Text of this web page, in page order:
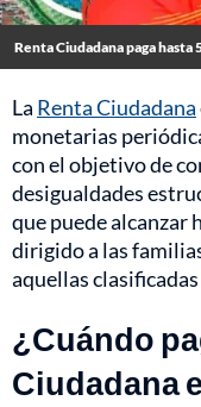
Renta Ciudadana paga hasta
La Renta Ciudadana
monetarias
con el objetivo de
desigualdades
que puede alcanzar
dirigido a las
aquellas
¿Cuándo
Ciudadana